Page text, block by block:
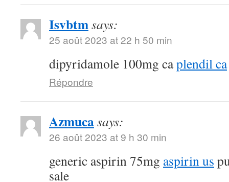
Isvbtmsays:
25 août 2023 at 22 h 50 min
dipyridamole 100mg caplendil ca
Répondre
Azmucasays:
26 août 2023 at 9 h 30 min
generic aspirin 75mg aspirin us
sale